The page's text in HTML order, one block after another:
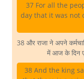
37 For all the
day that it was not
38 और राजा ने अपने
में आज के दिन
38 And the king